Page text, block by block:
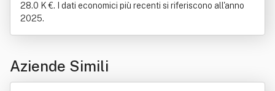
28.0 K €. I dati economici più recenti si riferiscono all'anno
2025.
Aziende Simili